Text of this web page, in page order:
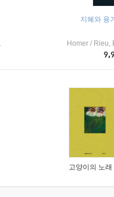
지혜와 용
Homer / Rieu,
고양이의 노래